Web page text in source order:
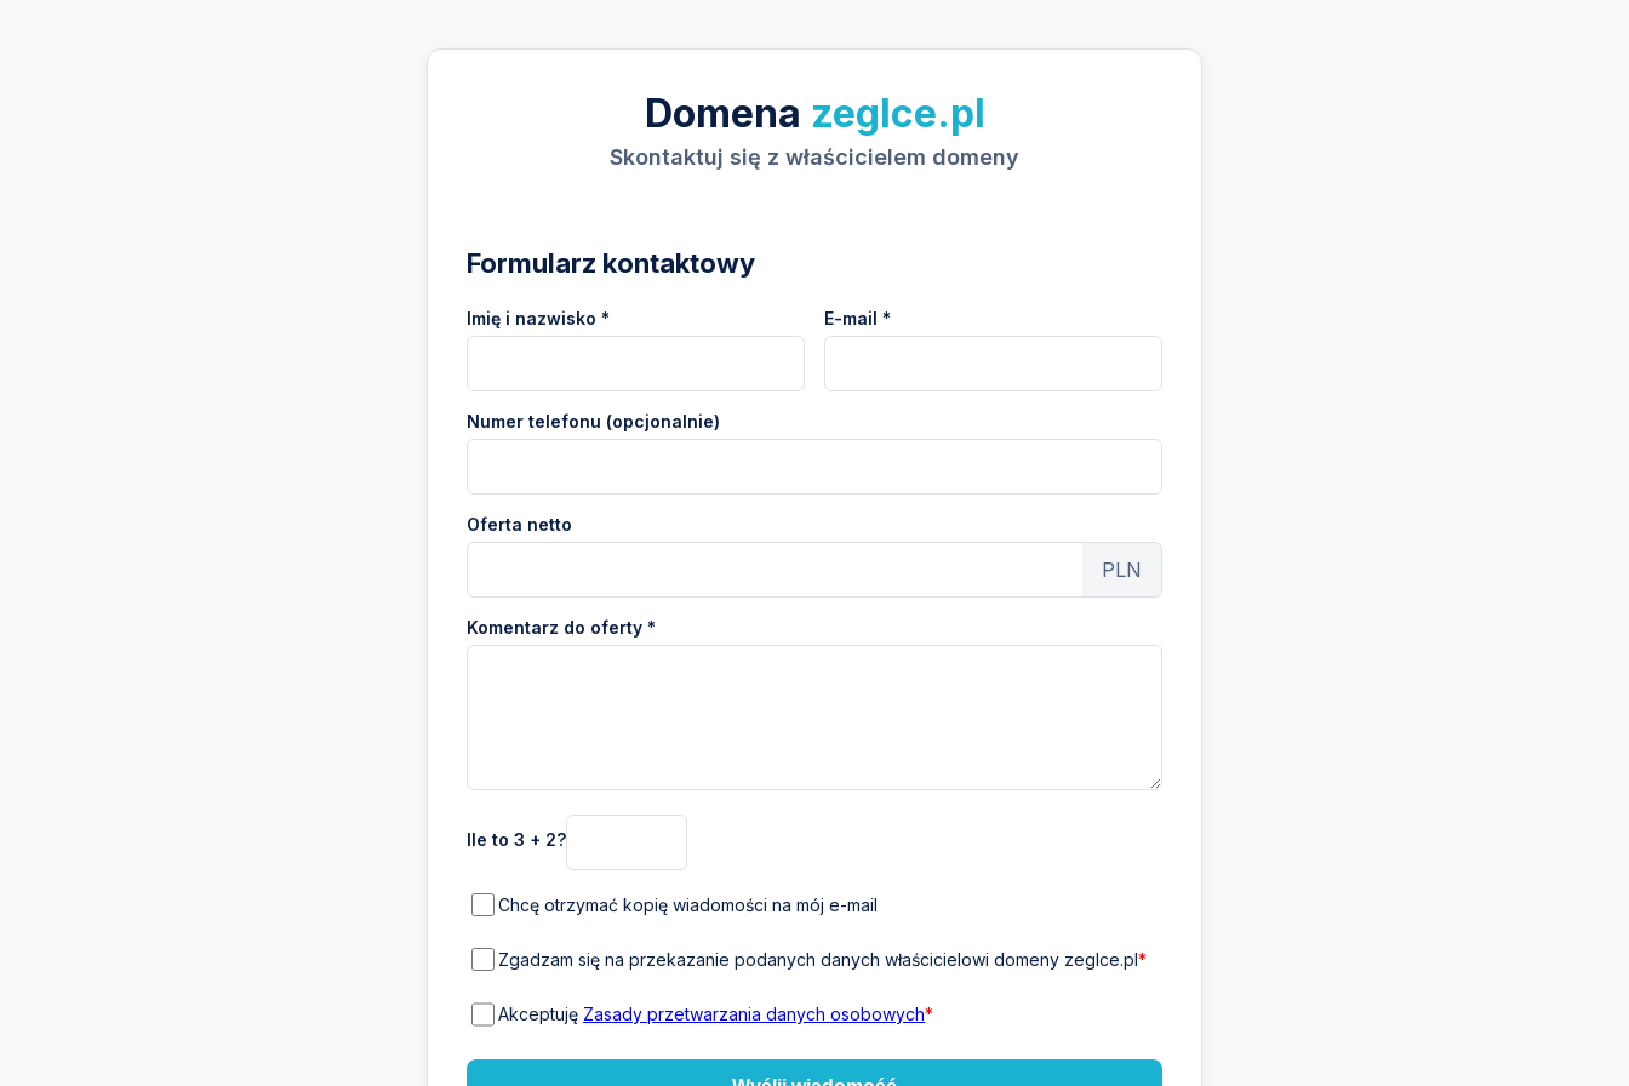
Domena zeglce.pl
Skontaktuj się z właścicielem domeny
Formularz kontaktowy
Imię i nazwisko * E-mail *
Numer telefonu (opcjonalnie)
Oferta netto
PLN
Komentarz do oferty *
Ile to 3 + 2?
Chcę otrzymać kopię wiadomości na mój e-mail
Zgadzam się na przekazanie podanych danych właścicielowi domeny zeglce.pl*
Akceptuję Zasady przetwarzania danych osobowych*